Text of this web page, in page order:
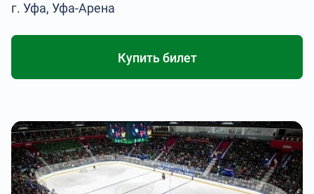
г. Уфа, Уфа-Арена
Купить билет